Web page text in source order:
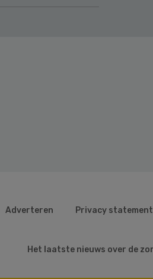
Adverteren Privacy statement
Het laatste nieuws over de